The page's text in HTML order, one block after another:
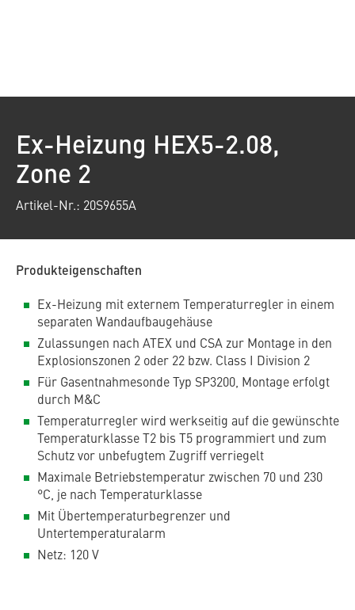
Ex-Heizung HEX5-2.08,
Zone 2
Artikel-Nr.: 20S9655A
Produkteigenschaften
Ex-Heizung mit externem Temperaturregler in einem
separaten Wandaufbaugehäuse
Zulassungen nach ATEX und CSA zur Montage in den
Explosionszonen 2 oder 22 bzw. Class I Division 2
Für Gasentnahmesonde Typ SP3200, Montage erfolgt
durch M&C
Temperaturregler wird werkseitig auf die gewünschte
Temperaturklasse T2 bis T5 programmiert und zum
Schutz vor unbefugtem Zugriff verriegelt
Maximale Betriebstemperatur zwischen 70 und 230
°C, je nach Temperaturklasse
Mit Übertemperaturbegrenzer und
Untertemperaturalarm
Netz: 120 V